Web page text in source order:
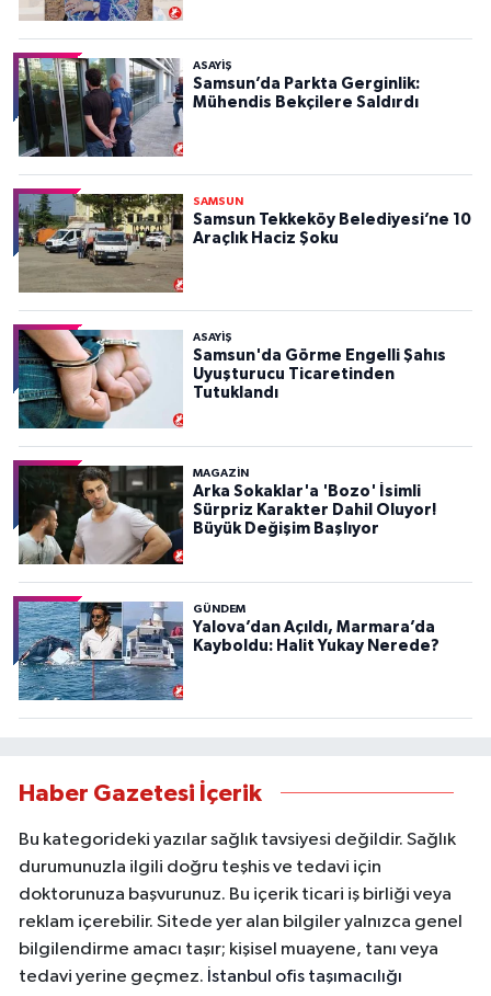
ASAYIŞ
Samsun’da Parkta Gerginlik:
Mühendis Bekçilere Saldırdı
SAMSUN
Samsun Tekkeköy Belediyesi’ne 10
Araçlık Haciz Şoku
ASAYIŞ
Samsun'da Görme Engelli Şahıs
Uyuşturucu Ticaretinden
Tutuklandı
MAGAZİN
Arka Sokaklar'a 'Bozo' İsimli
Sürpriz Karakter Dahil Oluyor!
Büyük Değişim Başlıyor
GÜNDEM
Yalova’dan Açıldı, Marmara’da
Kayboldu: Halit Yukay Nerede?
Haber Gazetesi İçerik
Bu kategorideki yazılar sağlık tavsiyesi değildir. Sağlık
durumunuzla ilgili doğru teşhis ve tedavi için
doktorunuza başvurunuz. Bu içerik ticari iş birliği veya
reklam içerebilir. Sitede yer alan bilgiler yalnızca genel
bilgilendirme amacı taşır; kişisel muayene, tanı veya
tedavi yerine geçmez. İstanbul ofis taşımacılığı